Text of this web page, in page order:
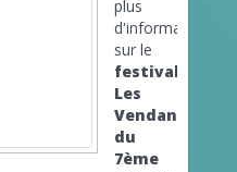
plus
d'informations
sur le
festival
Les
Vendanges
du
7ème